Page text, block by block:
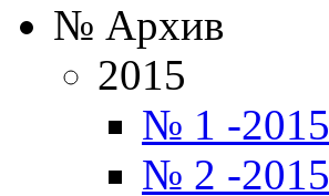
№ Архив
2015
№ 1 -2015
№ 2 -2015